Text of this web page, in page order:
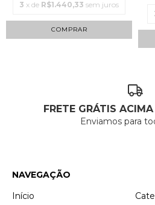
3 x de R$1.440,33 sem juros
COMPRAR
FRETE GRÁTIS
Enviamos para
NAVEGAÇÃO
Início